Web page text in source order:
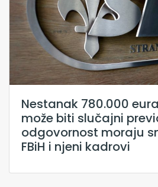
Nestanak 780.000
može biti slučajni
odgovornost moraju
FBiH i njeni kadrovi